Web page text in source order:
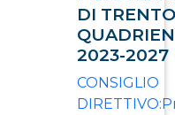
DI
2023-2027
CONSIGLIO